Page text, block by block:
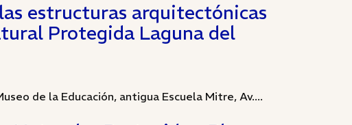
estructuras arquitectónicas
Protegida Laguna del
de la Educación, antigua Escuela Mitre, Av....